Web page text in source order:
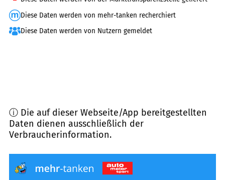
Diese Daten werden von mehr-tanken recherchiert
Diese Daten werden von Nutzern gemeldet
ⓘ Die auf dieser Webseite/App bereitgestellten
Daten dienen ausschließlich der
Verbraucherinformation.